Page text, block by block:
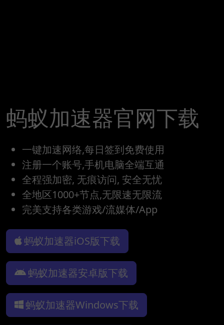
蚂蚁加速器官网下载
一键加速网络,每日签到免费使用
注册一个账号,手机电脑全端互通
全程强加密, 无痕访问, 安全无忧
全地区1000+节点,无限速无限流
完美支持各类游戏/流媒体/App
蚂蚁加速器iOS版下载
蚂蚁加速器安卓版下载
蚂蚁加速器Windows下载